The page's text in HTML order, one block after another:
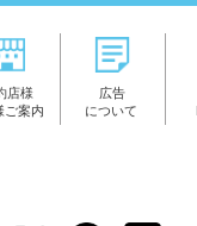
店様
ご案内
広告
について